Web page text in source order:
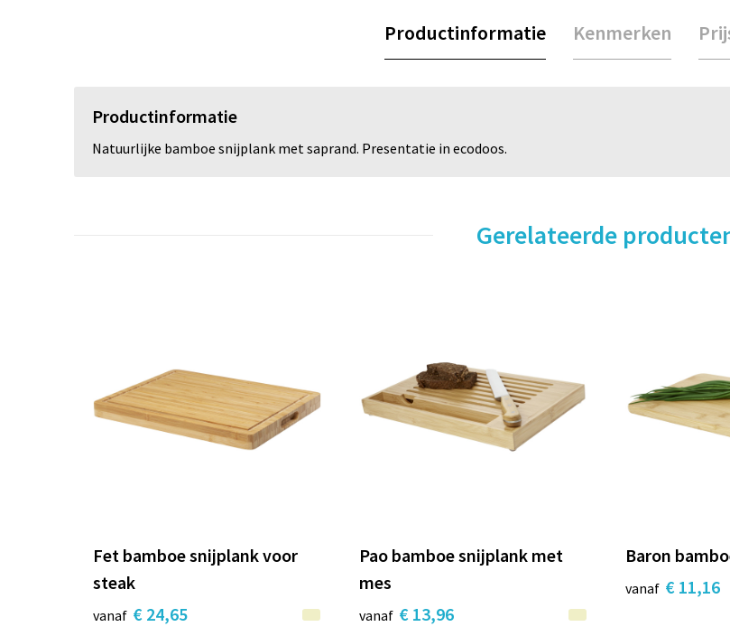
Productinformatie Kenmerken
Productinformatie
Natuurlijke bamboe snijplank met saprand. Presentatie in ecodoos.
Gerelateerde
Fet bamboe snijplank voor
steak
vanaf € 24,65
Pao bamboe snijplank met
mes
vanaf € 13,96
Baron
vanaf € 11,16